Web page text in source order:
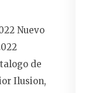
Nuevo
de
Ilusion,